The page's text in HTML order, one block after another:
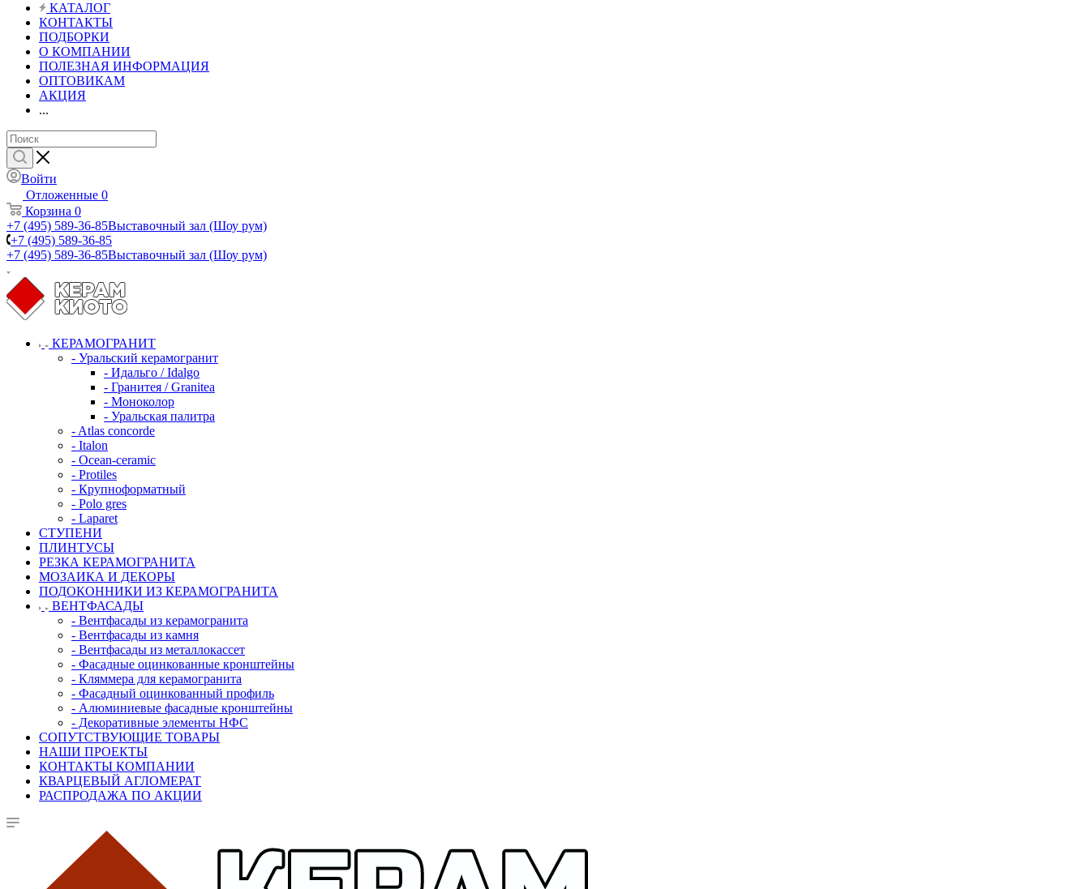
КАТАЛОГ
КОНТАКТЫ
ПОДБОРКИ
О КОМПАНИИ
ПОЛЕЗНАЯ ИНФОРМАЦИЯ
ОПТОВИКАМ
АКЦИЯ
...
Войти
Отложенные 0
Корзина 0
+7 (495) 589-36-85Выставочный зал (Шоу рум)
+7 (495) 589-36-85
+7 (495) 589-36-85Выставочный зал (Шоу рум)
КЕРАМОГРАНИТ
- Уральский керамогранит
- Идальго / Idalgo
- Гранитея / Granitea
- Моноколор
- Уральская палитра
- Atlas concorde
- Italon
- Ocean-ceramic
- Protiles
- Крупноформатный
- Polo gres
- Laparet
СТУПЕНИ
ПЛИНТУСЫ
РЕЗКА КЕРАМОГРАНИТА
МОЗАИКА И ДЕКОРЫ
ПОДОКОННИКИ ИЗ КЕРАМОГРАНИТА
ВЕНТФАСАДЫ
- Вентфасады из керамогранита
- Вентфасады из камня
- Вентфасады из металлокассет
- Фасадные оцинкованные кронштейны
- Кляммера для керамогранита
- Фасадный оцинкованный профиль
- Алюминиевые фасадные кронштейны
- Декоративные элементы НФС
СОПУТСТВУЮЩИЕ ТОВАРЫ
НАШИ ПРОЕКТЫ
КОНТАКТЫ КОМПАНИИ
КВАРЦЕВЫЙ АГЛОМЕРАТ
РАСПРОДАЖА ПО АКЦИИ